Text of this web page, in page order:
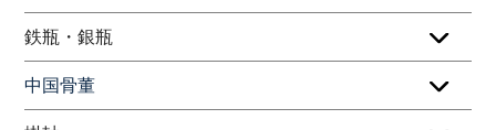
鉄瓶・銀瓶
中国骨董